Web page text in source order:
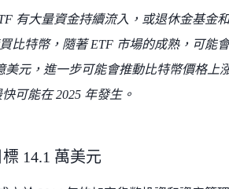
有大量資金持續流入，或退休金基金
比特幣，隨著 ETF 市場的成熟，可能
美元，進一步可能會推動比特幣價格上
可能在 2025 年發生。
14.1 萬美元